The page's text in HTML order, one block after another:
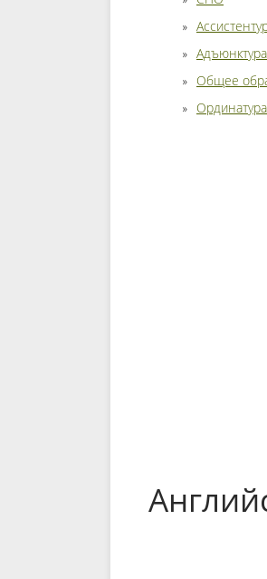
Адъюнктура
Общее
Ординатура